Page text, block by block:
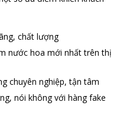
chất lượng
nước hoa mới nhất trên thị
chuyên nghiệp, tận tâm
nói không với hàng fake